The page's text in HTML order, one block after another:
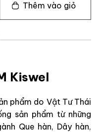
Thêm vào giỏ
Kiswel
phẩm do Vật Tư Thái
sản phẩm từ những
Que hàn, Dây hàn,